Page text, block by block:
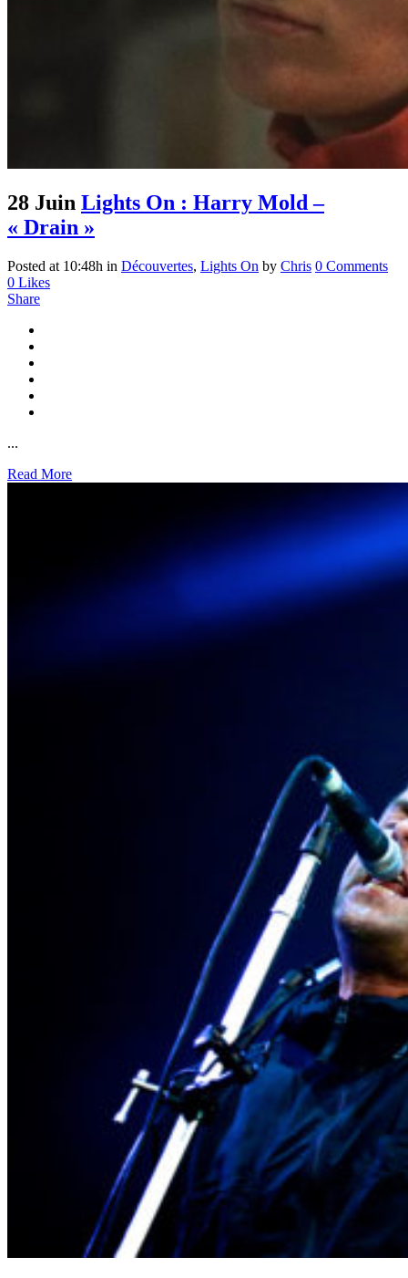
28 Juin Lights On : Harry Mold –
« Drain »
Posted at 10:48h in Découvertes, Lights On by Chris 0 Comments
0 Likes
Share
...
Read More